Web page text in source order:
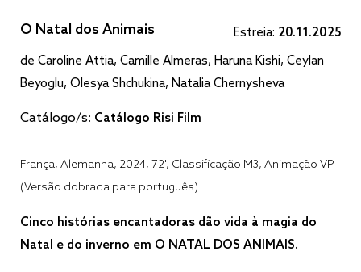
O Natal dos Animais Estreia: 20.11.2025
de Caroline Attia, Camille Almeras, Haruna Kishi, Ceylan
Beyoglu, Olesya Shchukina, Natalia Chernysheva
Catálogo/s: Catálogo Risi Film
França, Alemanha, 2024, 72', Classificação M3, Animação VP
(Versão dobrada para português)
Cinco histórias encantadoras dão vida à magia do
Natal e do inverno em O NATAL DOS ANIMAIS.